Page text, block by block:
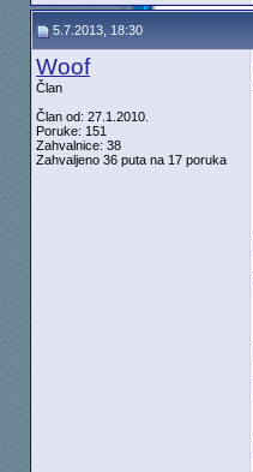
5.7.2013, 18:30
Woof
Član
Član od: 27.1.2010.
Poruke: 151
Zahvalnice: 38
Zahvaljeno 36 puta na 17 poruka